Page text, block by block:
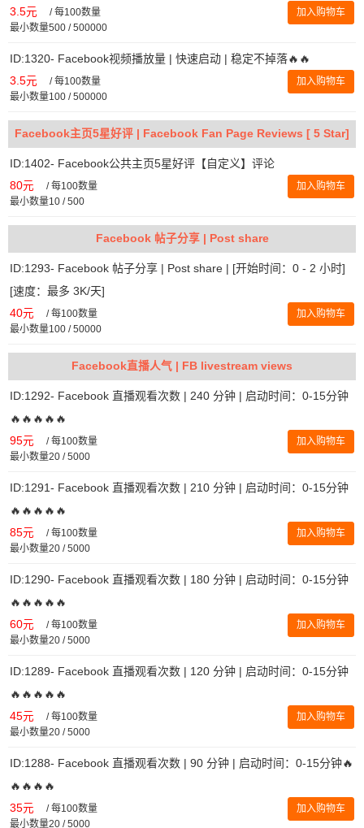
3.5元 /每100数量
最小数量500 / 500000
加入购物车
ID:1320- Facebook视频播放量 | 快速启动 | 稳定不掉落🔥🔥
3.5元 /每100数量
最小数量100 / 500000
加入购物车
Facebook主页5星好评 | Facebook Fan Page Reviews [ 5 Star]
ID:1402- Facebook公共主页5星好评【自定义】评论
80元 /每100数量
最小数量10 / 500
加入购物车
Facebook 帖子分享 | Post share
ID:1293- Facebook 帖子分享 | Post share | [开始时间：0 - 2 小时]
[速度：最多 3K/天]
40元 /每100数量
最小数量100 / 50000
加入购物车
Facebook直播人气 | FB livestream views
ID:1292- Facebook 直播观看次数 | 240 分钟 | 启动时间：0-15分钟
🔥🔥🔥🔥🔥
95元 /每100数量
最小数量20 / 5000
加入购物车
ID:1291- Facebook 直播观看次数 | 210 分钟 | 启动时间：0-15分钟
🔥🔥🔥🔥🔥
85元 /每100数量
最小数量20 / 5000
加入购物车
ID:1290- Facebook 直播观看次数 | 180 分钟 | 启动时间：0-15分钟
🔥🔥🔥🔥🔥
60元 /每100数量
最小数量20 / 5000
加入购物车
ID:1289- Facebook 直播观看次数 | 120 分钟 | 启动时间：0-15分钟
🔥🔥🔥🔥🔥
45元 /每100数量
最小数量20 / 5000
加入购物车
ID:1288- Facebook 直播观看次数 | 90 分钟 | 启动时间：0-15分钟🔥
🔥🔥🔥🔥
35元 /每100数量
最小数量20 / 5000
加入购物车